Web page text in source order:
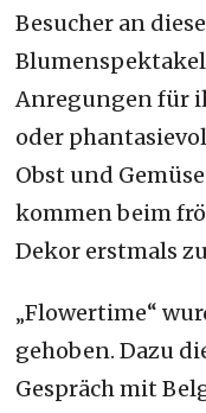
Besucher an
Anregungen für
oder
Obst und
kommen beim
Dekor erstmals
„Flowertime“
gehoben. Dazu
Gespräch mit